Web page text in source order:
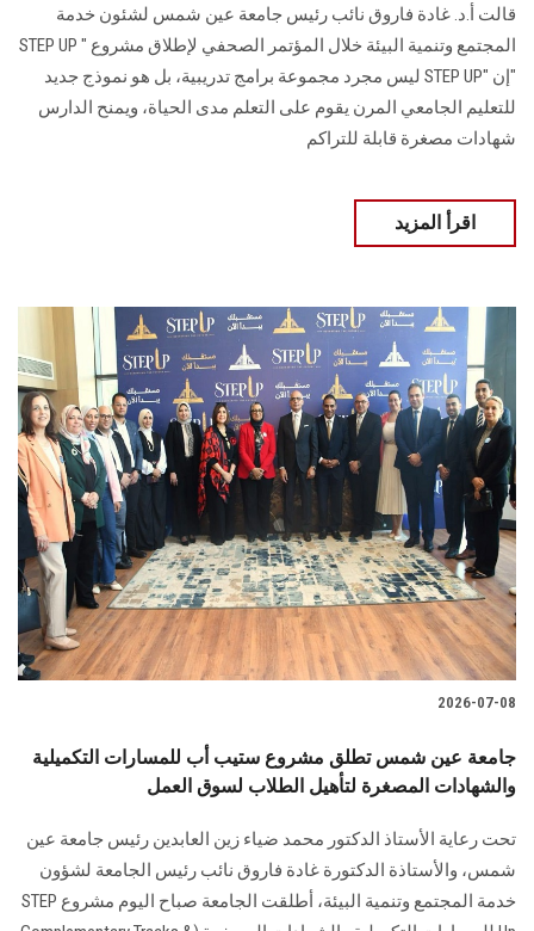
قالت أ.د. غادة فاروق نائب رئيس جامعة عين شمس لشئون خدمة
المجتمع وتنمية البيئة خلال المؤتمر الصحفي لإطلاق مشروع " STEP UP
"إن "STEP UP ليس مجرد مجموعة برامج تدريبية، بل هو نموذج جديد
للتعليم الجامعي المرن يقوم على التعلم مدى الحياة، ويمنح الدارس
شهادات مصغرة قابلة للتراكم
اقرأ المزيد
2026-07-08
جامعة عين شمس تطلق مشروع ستيب أب للمسارات التكميلية
والشهادات المصغرة لتأهيل الطلاب لسوق العمل
تحت رعاية الأستاذ الدكتور محمد ضياء زين العابدين رئيس جامعة عين
شمس، والأستاذة الدكتورة غادة فاروق نائب رئيس الجامعة لشؤون
خدمة المجتمع وتنمية البيئة، أطلقت الجامعة صباح اليوم مشروع STEP